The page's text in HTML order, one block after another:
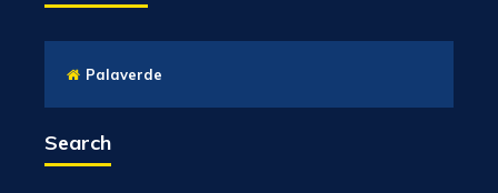
Palaverde
Search